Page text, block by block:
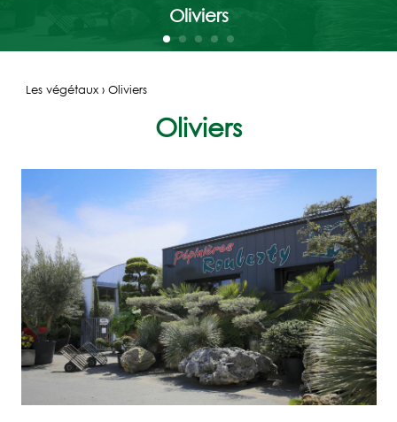
PÉPINIÈRES
ROUBERTY
L'ÉQUIPE
LES
VÉGÉTAUX
Oliviers
Les végétaux › Oliviers
Oliviers